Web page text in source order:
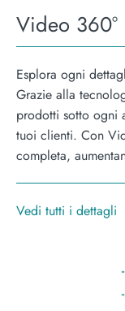
Video 360°
Esplora ogni
Grazie alla
prodotti sotto ogni
tuoi clienti. Con
completa,
Vedi tutti i dettagli